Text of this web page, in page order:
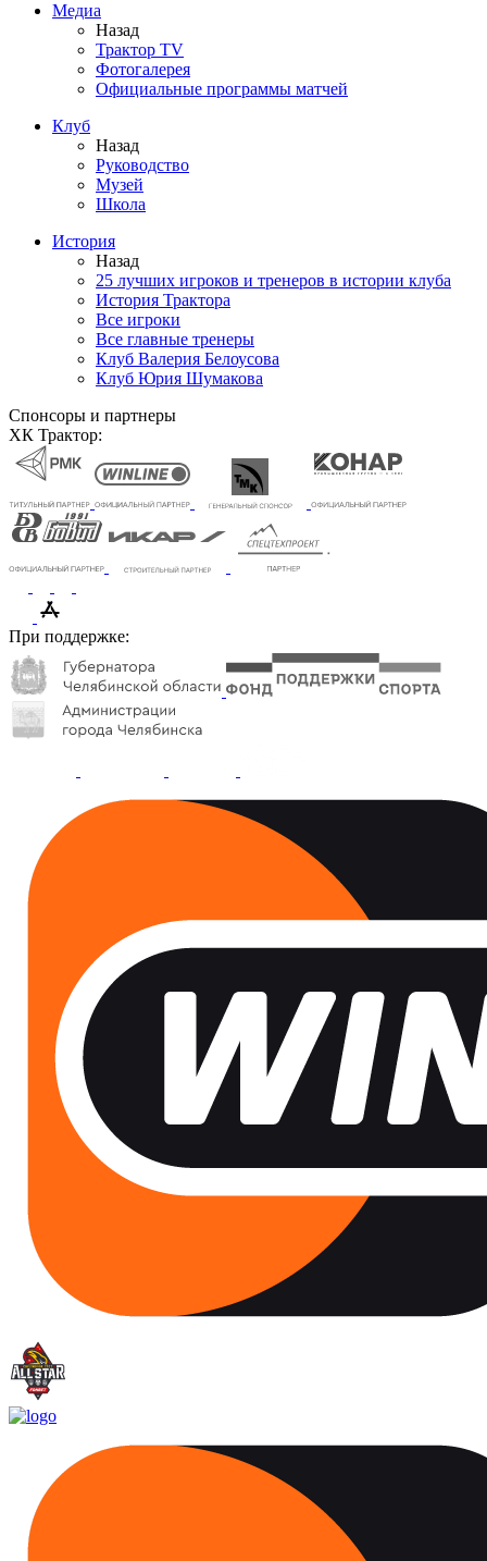
Медиа
Назад
Трактор TV
Фотогалерея
Официальные программы матчей
Клуб
Назад
Руководство
Музей
Школа
История
Назад
25 лучших игроков и тренеров в истории клуба
История Трактора
Все игроки
Все главные тренеры
Клуб Валерия Белоусова
Клуб Юрия Шумакова
Спонсоры и партнеры
ХК Трактор:
При поддержке: